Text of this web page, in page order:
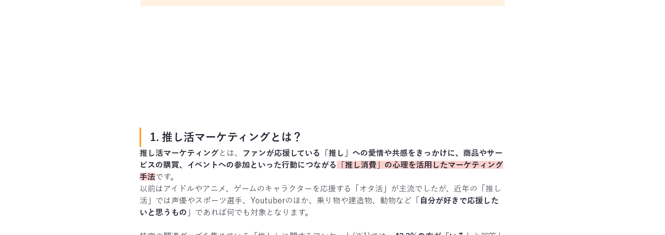
1. 推し活マーケティングとは？
推し活マーケティングとは、
ファンが応援している「推し」への愛情や共感をきっかけに、商品やサー
ビスの購買、イベントへの参加といった行動につながる
「推し消費」の心理を活用したマーケティング
手法です。
以前はアイドルやアニメ、ゲームのキャラクターを応援する「オタ活」が主流でしたが、近年の「推し
活」では声優やスポーツ選手、Youtuberのほか、乗り物や建造物、動物など「
自分が好きで応援した
いと思うもの 」であれば何でも対象となります。